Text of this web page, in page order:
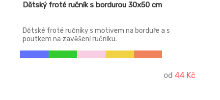
Dětský froté ručník s bordurou 30x50 cm
Dětské froté ručníky s motivem na borduře a s
poutkem na zavěšení ručníku.
od 44 Kč